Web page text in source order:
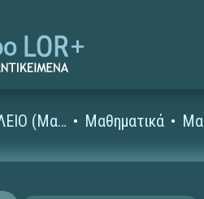
ΨΗΦΙΑΚΟ ΣΧΟΛΕΙΟ (Μαθησιακά Αντικείμενα) Μαθηματικά